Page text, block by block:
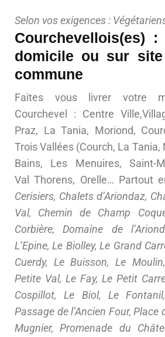
Selon vos exigences :
Courchevellois(es)
domicile ou sur
commune
Faites vous livrer votre
Courchevel : Centre
Praz, La Tania, Moriond,
Trois Vallées (Courch, La Tania,
Bains, Les Menuires, Saint-
Val Thorens, Orelle… Partout
Cerisiers, Chalets d’Ariondaz,
Val, Chemin de Champ
Corbière, Domaine de
L’Epine, Le Biolley, Le Grand
Cuerdy, Le Buisson, Le
Petite Val, Le Fay, Le Petit
Cospillot, Le Biol, Le
Passage de l’Ancien Four, Place
Mugnier, Promenade du